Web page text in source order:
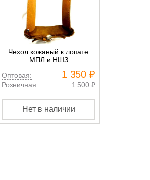
Чехол кожаный к лопате
МПЛ и НШЗ
Оптовая:
1 350 ₽
Розничная: 1 500 ₽
Нет в наличии